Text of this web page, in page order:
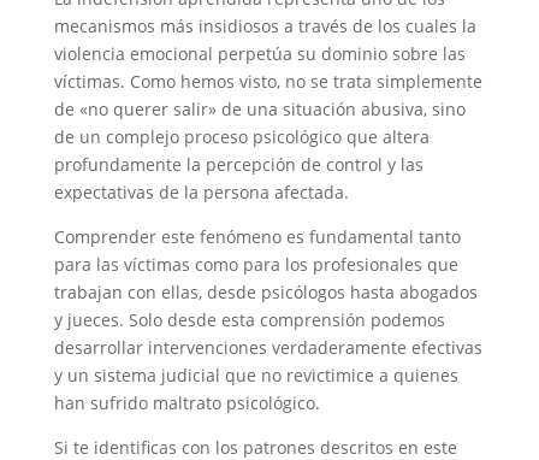
mecanismos más insidiosos a través de los cuales la
violencia emocional perpetúa su dominio sobre las
víctimas. Como hemos visto, no se trata simplemente
de «no querer salir» de una situación abusiva, sino
de un complejo proceso psicológico que altera
profundamente la percepción de control y las
expectativas de la persona afectada.
Comprender este fenómeno es fundamental tanto
para las víctimas como para los profesionales que
trabajan con ellas, desde psicólogos hasta abogados
y jueces. Solo desde esta comprensión podemos
desarrollar intervenciones verdaderamente efectivas
y un sistema judicial que no revictimice a quienes
han sufrido maltrato psicológico.
Si te identificas con los patrones descritos en este